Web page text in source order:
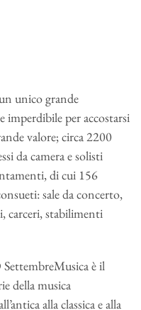
unico grande
imperdibile per accostarsi
valore; circa 2200
da camera e solisti
di cui 156
sale da concerto,
carceri, stabilimenti
è il
della musica
alla classica e alla